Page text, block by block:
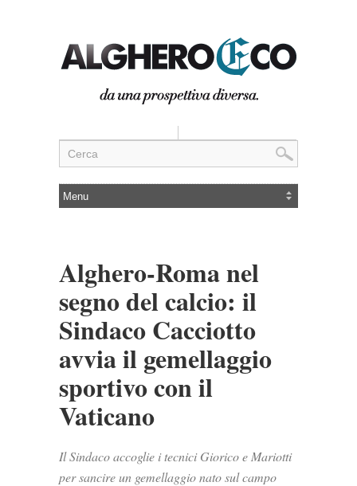
Alghero-Roma nel
segno del calcio: il
Sindaco Cacciotto
avvia il gemellaggio
sportivo con il
Vaticano
Il Sindaco accoglie i tecnici Giorico e Mariotti
per sancire un gemellaggio nato sul campo